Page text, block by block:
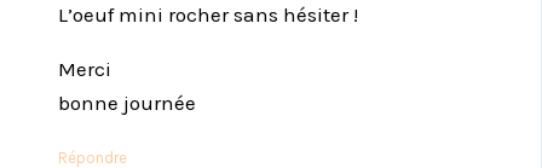
L’oeuf mini rocher sans hésiter !
Merci
bonne journée
Répondre